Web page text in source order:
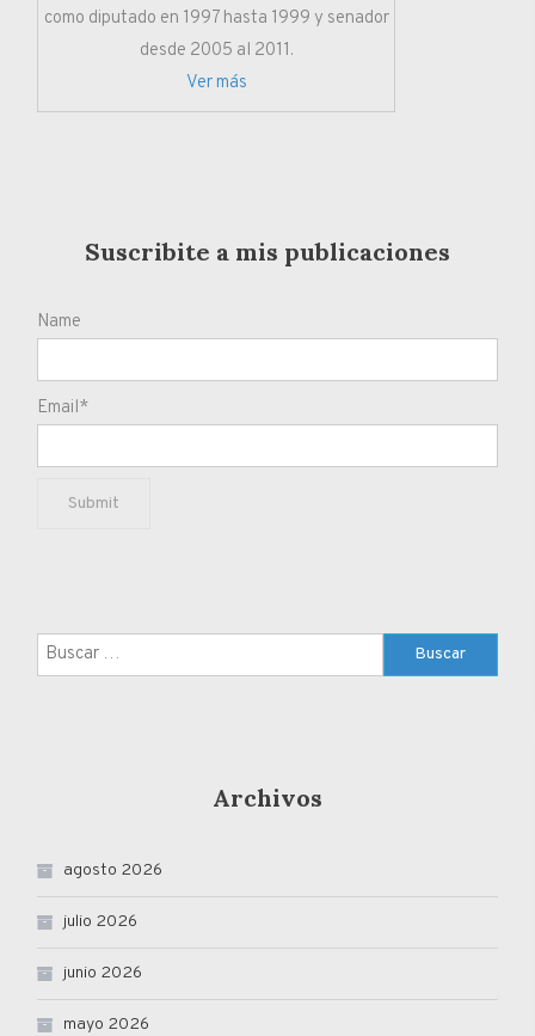
como diputado en 1997 hasta 1999 y senador
desde 2005 al 2011.
Ver más
Suscribite a mis publicaciones
Name
Email*
Buscar:
Archivos
agosto 2026
julio 2026
junio 2026
mayo 2026